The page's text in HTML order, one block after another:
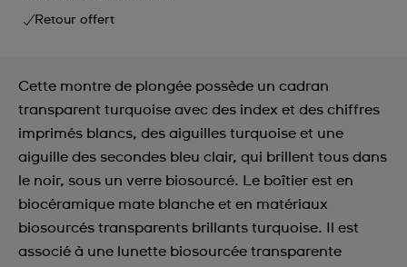
Retour offert
Cette montre de plongée possède un cadran
transparent turquoise avec des index et des chiffres
imprimés blancs, des aiguilles turquoise et une
aiguille des secondes bleu clair, qui brillent tous dans
le noir, sous un verre biosourcé. Le boîtier est en
biocéramique mate blanche et en matériaux
biosourcés transparents brillants turquoise. Il est
associé à une lunette biosourcée transparente